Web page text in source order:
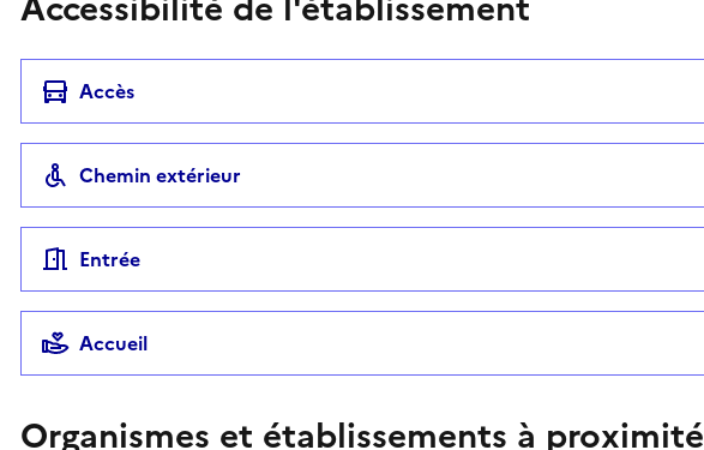
Accès
Chemin extérieur
Entrée
Accueil
Organismes et établissements à proximité